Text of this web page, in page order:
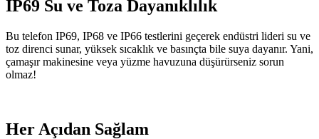
IP69 Su ve Toza Dayanıklılık
Bu telefon IP69, IP68 ve IP66 testlerini geçerek endüstri lideri su ve
toz direnci sunar, yüksek sıcaklık ve basınçta bile suya dayanır. Yani,
çamaşır makinesine veya yüzme havuzuna düşürürseniz sorun
olmaz!
Her Açıdan Sağlam